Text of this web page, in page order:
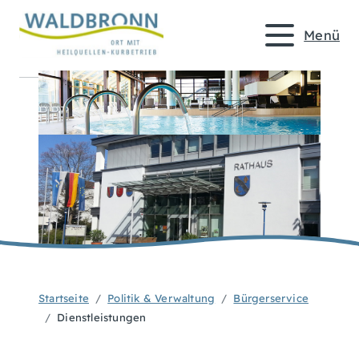
Menü
Startseite Politik & Verwaltung
Bürgerservice
Dienstleistungen